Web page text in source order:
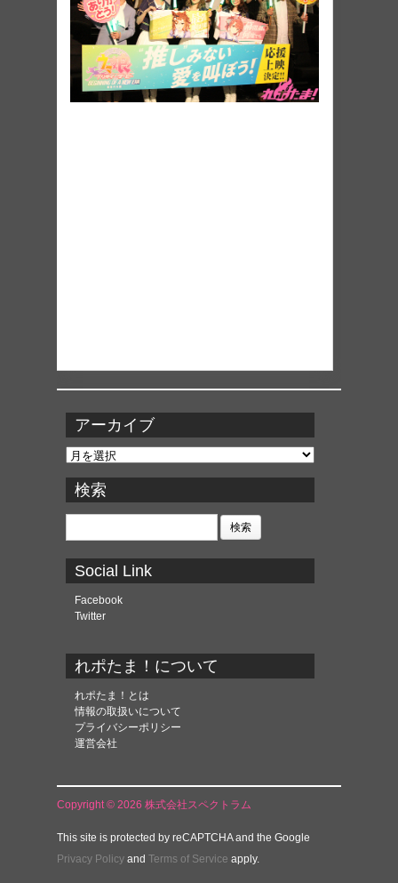
アーカイブ
ア
カ
イ
ブ
検索
検
Social Link
Facebook
Twitter
れポたま！について
れポたま！とは
情報の取扱いについて
プライバシーポリシー
運営会社
Copyright © 2026 株式会社スペクトラム
This site is protected by reCAPTCHA and the Google
Privacy Policy and Terms of Service apply.